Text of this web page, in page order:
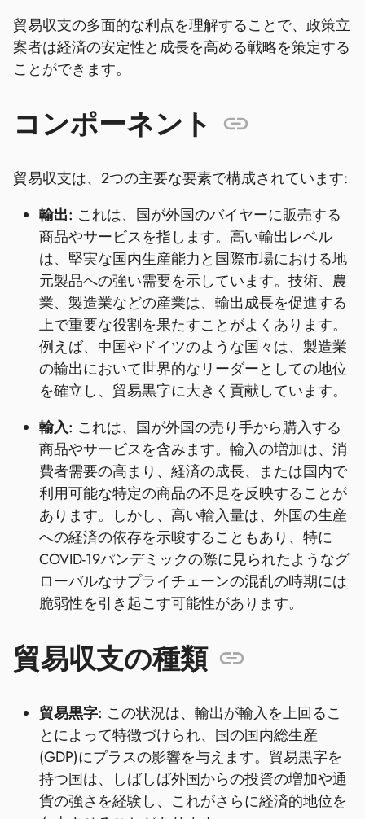
貿易収支の多面的な利点を理解することで、政策立
案者は経済の安定性と成長を高める戦略を策定する
ことができます。
コンポーネント
貿易収支は、2つの主要な要素で構成されています:
輸出: これは、国が外国のバイヤーに販売する
商品やサービスを指します。高い輸出レベル
は、堅実な国内生産能力と国際市場における地
元製品への強い需要を示しています。技術、農
業、製造業などの産業は、輸出成長を促進する
上で重要な役割を果たすことがよくあります。
例えば、中国やドイツのような国々は、製造業
の輸出において世界的なリーダーとしての地位
を確立し、貿易黒字に大きく貢献しています。
輸入: これは、国が外国の売り手から購入する
商品やサービスを含みます。輸入の増加は、消
費者需要の高まり、経済の成長、または国内で
利用可能な特定の商品の不足を反映することが
あります。しかし、高い輸入量は、外国の生産
への経済の依存を示唆することもあり、特に
COVID-19パンデミックの際に見られたようなグ
ローバルなサプライチェーンの混乱の時期には
脆弱性を引き起こす可能性があります。
貿易収支の種類
貿易黒字: この状況は、輸出が輸入を上回るこ
とによって特徴づけられ、国の国内総生産
(GDP)にプラスの影響を与えます。貿易黒字を
持つ国は、しばしば外国からの投資の増加や通
貨の強さを経験し、これがさらに経済的地位を